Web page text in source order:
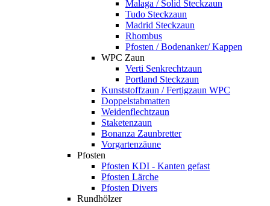
Malaga / Solid Steckzaun
Tudo Steckzaun
Madrid Steckzaun
Rhombus
Pfosten / Bodenanker/ Kappen
WPC Zaun
Verti Senkrechtzaun
Portland Steckzaun
Kunststoffzaun / Fertigzaun WPC
Doppelstabmatten
Weidenflechtzaun
Staketenzaun
Bonanza Zaunbretter
Vorgartenzäune
Pfosten
Pfosten KDI - Kanten gefast
Pfosten Lärche
Pfosten Divers
Rundhölzer